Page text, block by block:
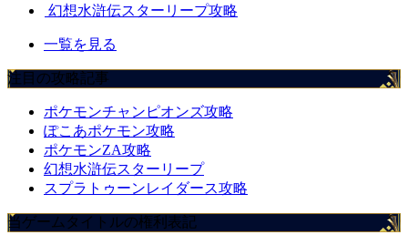
幻想水滸伝スターリープ攻略
一覧を見る
注目の攻略記事
ポケモンチャンピオンズ攻略
ぽこあポケモン攻略
ポケモンZA攻略
幻想水滸伝スターリープ
スプラトゥーンレイダース攻略
当ゲームタイトルの権利表記